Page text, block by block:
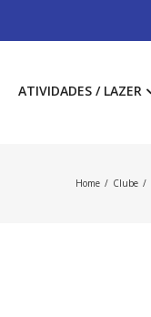
ATIVIDADES / LAZER
Home / Clube /